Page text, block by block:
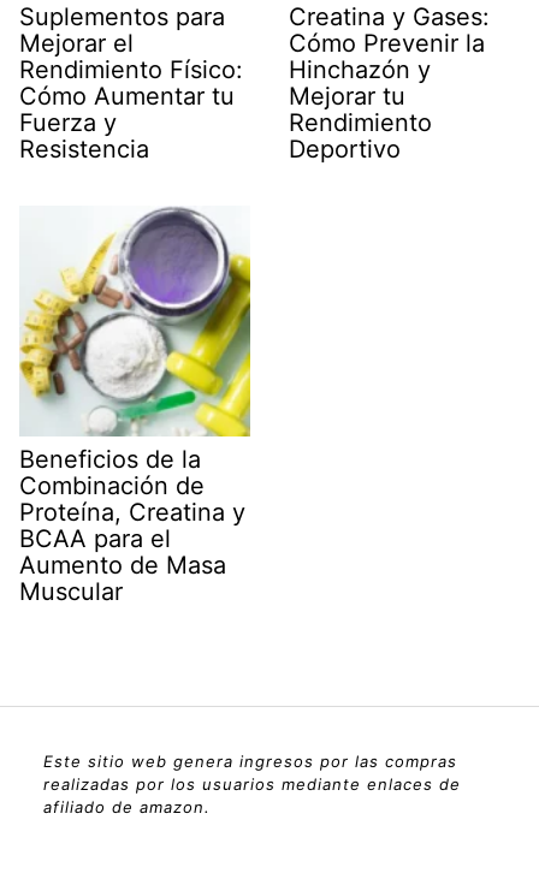
Suplementos para
Mejorar el
Rendimiento Físico:
Cómo Aumentar tu
Fuerza y
Resistencia
Creatina y Gases:
Cómo Prevenir la
Hinchazón y
Mejorar tu
Rendimiento
Deportivo
Beneficios de la
Combinación de
Proteína, Creatina y
BCAA para el
Aumento de Masa
Muscular
Este sitio web genera ingresos por las compras
realizadas por los usuarios mediante enlaces de
afiliado de amazon.